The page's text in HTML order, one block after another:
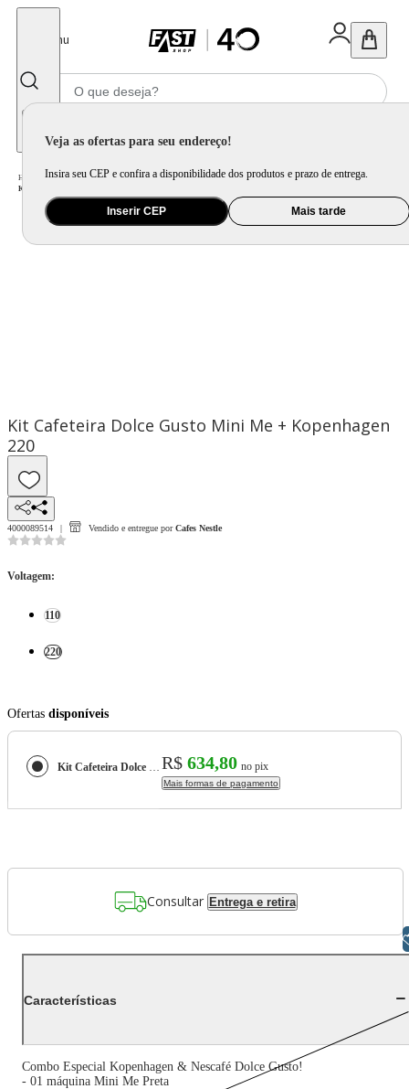
Menu
Veja as ofertas para seu endereço!
Insira seu CEP e confira a disponibilidade dos produtos e prazo de entrega.
Inserir CEP Mais tarde
Home Eletroportátil / Máquina de Café e Preparação de Bebida / Cafeteira Elétrica /
Kit Cafeteira Dolce Gusto Mini Me + Kopenhagen
Kit Cafeteira Dolce Gusto Mini Me + Kopenhagen
220
4000089514 Vendido e entregue por Cafes Nestle
Voltagem:
110
220
Ofertas disponíveis
Kit Cafeteira Dolce Gusto Mini Me + Kopenhagen R$ 634,80 no pix
Mais formas de pagamento
Consultar Entrega e retira
Características
Combo Especial Kopenhagen & Nescafé Dolce Gusto!
- 01 máquina Mini Me Preta
Libras